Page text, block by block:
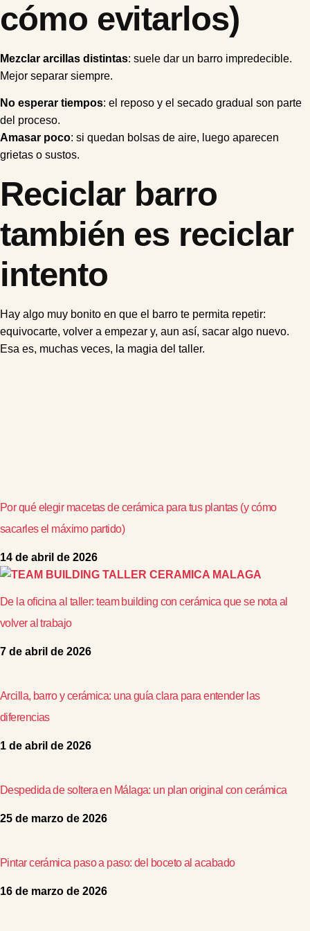
cómo evitarlos)
Mezclar arcillas distintas: suele dar un barro impredecible.
Mejor separar siempre.
No esperar tiempos: el reposo y el secado gradual son parte
del proceso.
Amasar poco: si quedan bolsas de aire, luego aparecen
grietas o sustos.
Reciclar barro
también es reciclar
intento
Hay algo muy bonito en que el barro te permita repetir:
equivocarte, volver a empezar y, aun así, sacar algo nuevo.
Esa es, muchas veces, la magia del taller.
Por qué elegir macetas de cerámica para tus plantas (y cómo
sacarles el máximo partido)
14 de abril de 2026
De la oficina al taller: team building con cerámica que se nota al
volver al trabajo
7 de abril de 2026
Arcilla, barro y cerámica: una guía clara para entender las
diferencias
1 de abril de 2026
Despedida de soltera en Málaga: un plan original con cerámica
25 de marzo de 2026
Pintar cerámica paso a paso: del boceto al acabado
16 de marzo de 2026